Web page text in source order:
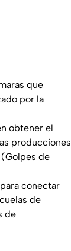
que
por la
obtener el
producciones
(Golpes de
conectar
de
de